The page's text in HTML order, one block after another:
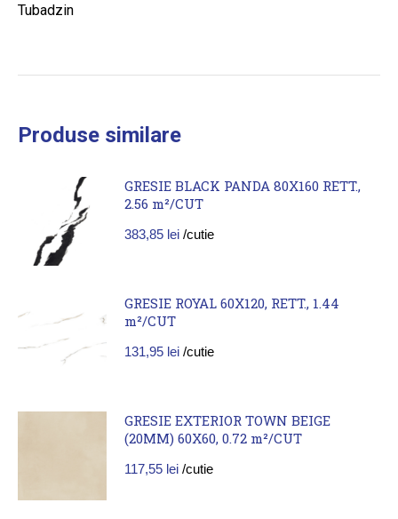
Tubadzin
Produse similare
GRESIE BLACK PANDA 80X160 RETT.,
2.56 m²/CUT
383,85 lei /cutie
GRESIE ROYAL 60X120, RETT., 1.44
m²/CUT
131,95 lei /cutie
GRESIE EXTERIOR TOWN BEIGE
(20MM) 60X60, 0.72 m²/CUT
117,55 lei /cutie